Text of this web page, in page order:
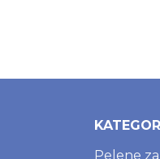
Pelene